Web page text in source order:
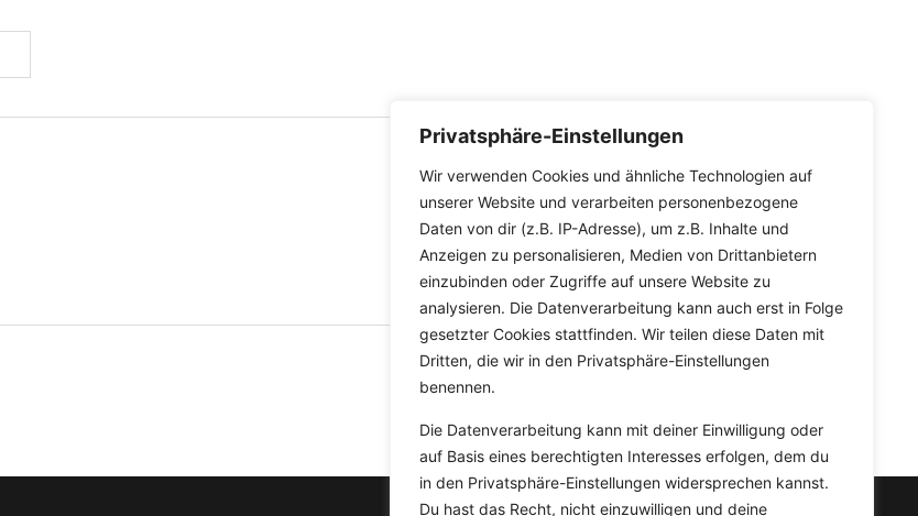
Privatsphäre-Einstellungen
Wir verwenden Cookies und ähnliche Technologien auf
unserer Website und verarbeiten personenbezogene
Daten von dir (z.B. IP-Adresse), um z.B. Inhalte und
Anzeigen zu personalisieren, Medien von Drittanbietern
einzubinden oder Zugriffe auf unsere Website zu
analysieren. Die Datenverarbeitung kann auch erst in Folge
gesetzter Cookies stattfinden. Wir teilen diese Daten mit
Dritten, die wir in den Privatsphäre-Einstellungen
benennen.
Die Datenverarbeitung kann mit deiner Einwilligung oder
auf Basis eines berechtigten Interesses erfolgen, dem du
in den Privatsphäre-Einstellungen widersprechen kannst.
Du hast das Recht, nicht einzuwilligen und deine